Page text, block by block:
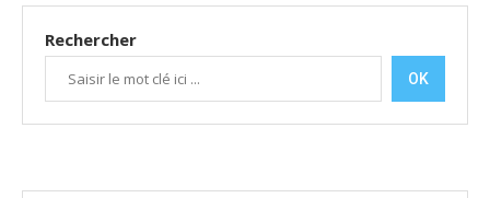
Rechercher
OK